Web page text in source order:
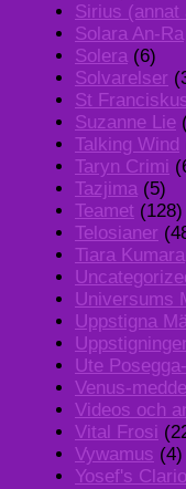
Sirius (annat
Solara An-Ra
Solera (6)
Solvarelser
St
Suzanne Lie
Talking Wind
Taryn Crimi
Tazjima (5)
Teamet (128)
Telosianer
Tiara Kumara
Universums
Uppstigna
Ute
Venus-
Videos och
Vital Frosi
Vywamus (4)
Yosef's